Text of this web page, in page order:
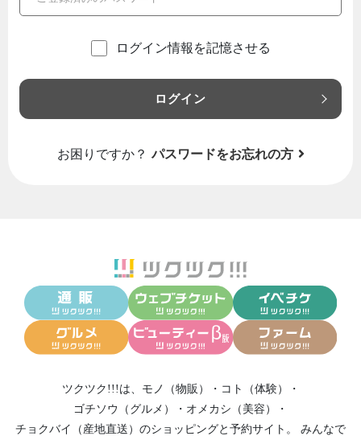
ログイン情報を記憶させる
ログイン
お困りですか？ パスワードをお忘れの方
ツクツク!!!は、 モノ（物販） ・ コト（体験）
・
ゴチソウ（グルメ）
・ オメカシ（美容）
・
チョクバイ（産地直送） のショッピングと予約サイト。
みんなで